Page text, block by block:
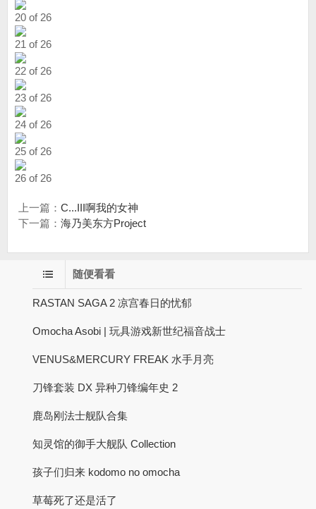
20 of 26
21 of 26
22 of 26
23 of 26
24 of 26
25 of 26
26 of 26
上一篇： C...III啊我的女神
下一篇： 海乃美东方Project
随便看看
RASTAN SAGA 2 凉宫春日的忧郁
Omocha Asobi | 玩具游戏新世纪福音战士
VENUS&MERCURY FREAK 水手月亮
刀锋套装 DX 异种刀锋编年史 2
鹿岛刚法士舰队合集
知灵馆的御手大舰队 Collection
孩子们归来 kodomo no omocha
草莓死了还是活了